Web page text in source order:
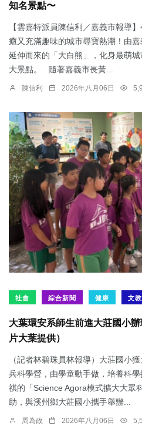
知名景點〜
【雲嘉特派員陳信利／嘉義市報導
癒又充滿趣味的城市尋寶熱潮！由
延伸而來的「大白熊」，化身最萌
大景點。 隨著嘉義市長黃...
陳信利 2026年八月06日
社會 綜合新聞 健康 文教
大葉環安系師生前進大莊國小
片大葉提供）
（記者林碧珠員林報導）大莊國小
兵科學營，由學童動手做，培養科
祺的「Science Agora模式擴大大眾
助，與溪州鄉大莊國小攜手舉辦...
周為政 2026年八月06日